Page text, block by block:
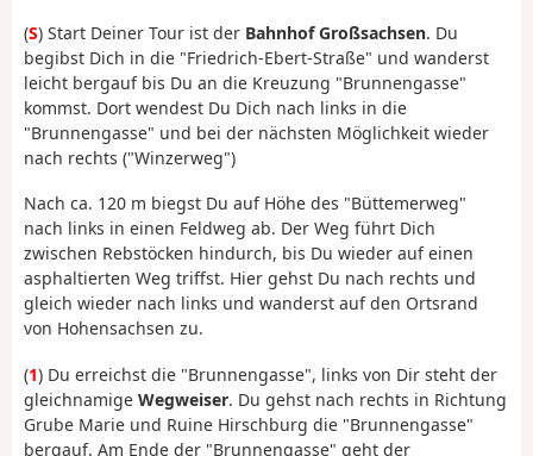
(S) Start Deiner Tour ist der Bahnhof Großsachsen. Du
begibst Dich in die "Friedrich-Ebert-Straße" und wanderst
leicht bergauf bis Du an die Kreuzung "Brunnengasse"
kommst. Dort wendest Du Dich nach links in die
"Brunnengasse" und bei der nächsten Möglichkeit wieder
nach rechts ("Winzerweg")
Nach ca. 120 m biegst Du auf Höhe des "Büttemerweg"
nach links in einen Feldweg ab. Der Weg führt Dich
zwischen Rebstöcken hindurch, bis Du wieder auf einen
asphaltierten Weg triffst. Hier gehst Du nach rechts und
gleich wieder nach links und wanderst auf den Ortsrand
von Hohensachsen zu.
(1) Du erreichst die "Brunnengasse", links von Dir steht der
gleichnamige Wegweiser. Du gehst nach rechts in Richtung
Grube Marie und Ruine Hirschburg die "Brunnengasse"
bergauf. Am Ende der "Brunnengasse" geht der